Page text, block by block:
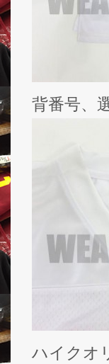
背番号、
ハイクオ